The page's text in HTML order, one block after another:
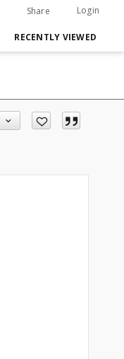
Share Login
RECENTLY VIEWED